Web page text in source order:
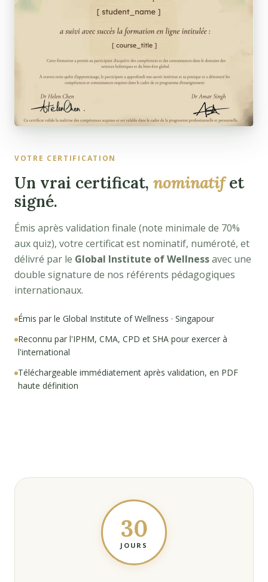
VOTRE CERTIFICATION
Un vrai certificat, nominatifet
signé.
Émis après validation finale (note minimale de 70%
aux quiz), votre certificat est nominatif, numéroté, et
délivré par le Global Institute of Wellnessavec une
double signature de nos référents pédagogiques
internationaux.
Émis par le Global Institute of Wellness · Singapour
Reconnu par l'IPHM, CMA, CPD et SHA pour exercer à
l'international
Téléchargeable immédiatement après validation, en PDF
haute définition
30
JOURS